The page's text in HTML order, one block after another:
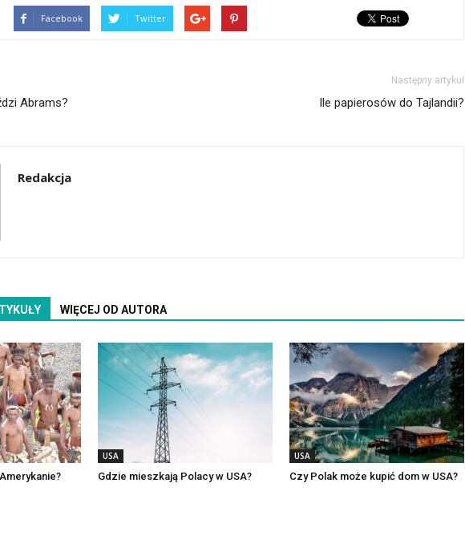
Facebook Twitter
Abrams?
Następny artykuł
Ile papierosów do Tajlandii?
Redakcja
WIĘCEJ OD AUTORA
USA
Gdzie mieszkają Polacy w USA?
USA
Czy Polak może kupić dom w USA?